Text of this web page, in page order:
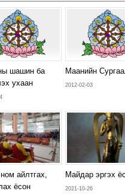
шашин ба
ухаан
Маанийн
2012-02-03
айлтгах,
ёсон
Майдар эргэх
2021-10-26